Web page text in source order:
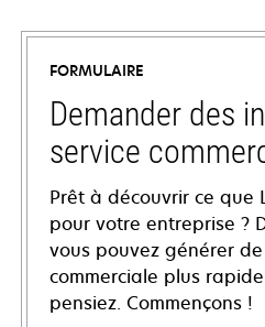
FORMULAIRE
Demander des
service
Prêt à découvrir ce que
pour votre entreprise ?
vous pouvez générer
commerciale plus
pensiez. Commençons !